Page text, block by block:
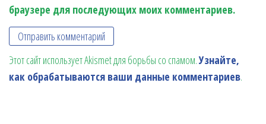
браузере для последующих моих комментариев.
Этот сайт использует Akismet для борьбы со спамом.Узнайте,
как обрабатываются ваши данные комментариев.